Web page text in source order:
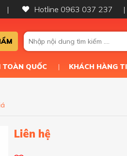
Hotline 0963 037 237
TOÀN QUỐC KHÁCH HÀNG
Liên hệ